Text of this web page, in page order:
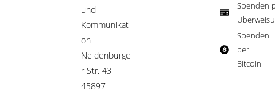
und
Kommunikati
on
Neidenburge
r Str. 43
45897
Spenden
Spenden
per
Bitcoin​